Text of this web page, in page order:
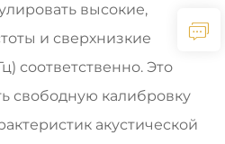
высокие,
и сверхнизкие
соответственно. Это
свободную калибровку
акустической